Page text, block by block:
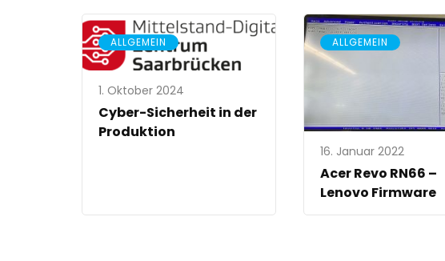
ALLGEMEIN
1. Oktober 2024
Cyber-Sicherheit in der
Produktion
ALLGEMEIN
16. Januar 2022
Acer Revo RN66 –
Lenovo Firmware